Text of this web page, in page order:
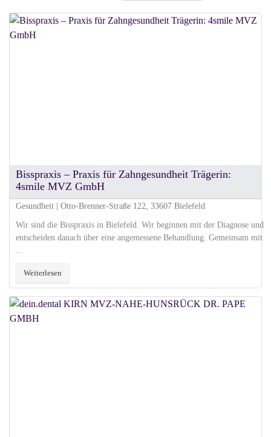
Bisspraxis – Praxis für Zahngesundheit Trägerin:
4smile MVZ GmbH
Gesundheit | Otto-Brenner-Straße 122, 33607 Bielefeld
Wir sind die Bisspraxis in Bielefeld. Wir beginnen mit der Diagnose und
entscheiden danach über eine angemessene Behandlung. Gemeinsam mit
...
Weiterlesen